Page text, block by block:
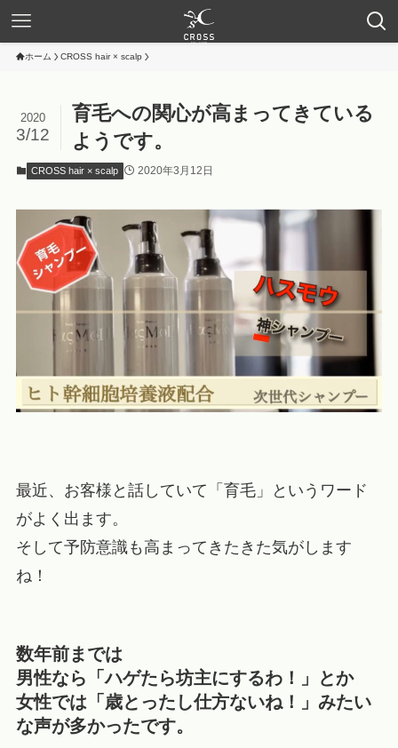
ホーム CROSS hair × scalp
育毛への関心が高まってきている
ようです。
2020
3/12
CROSS hair × scalp 2020年3月12日
最近、お客様と話していて「育毛」というワード
がよく出ます。
そして予防意識も高まってきたきた気がします
ね！
数年前までは
男性なら「ハゲたら坊主にするわ！」とか
女性では「歳とったし仕方ないね！」みたい
な声が多かったです。